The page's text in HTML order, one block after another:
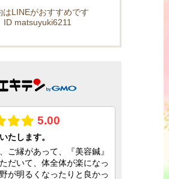
はLINEがおすすめです
ID matsuyuki6211